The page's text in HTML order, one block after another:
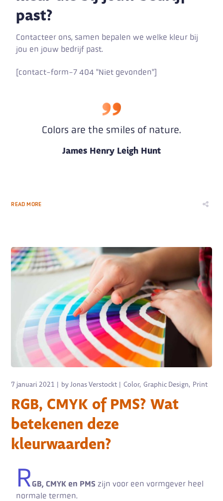
past?
Contacteer ons, samen bepalen we welke kleur bij
jou en jouw bedrijf past.
[contact-form-7 404 "Niet gevonden"]
Colors are the smiles of nature.
James Henry Leigh Hunt
READ MORE
7 januari 2021 byJonas Verstockt Color Graphic Design Print
RGB, CMYK of PMS? Wat
betekenen deze
kleurwaarden?
R GB, CMYK en PMS zijn voor een vormgever heel
normale termen.